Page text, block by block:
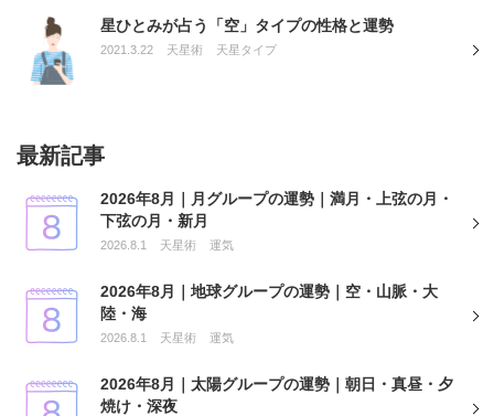
星ひとみが占う「空」タイプの性格と運勢
2021.3.22 天星術 天星タイプ
最新記事
2026年8月｜月グループの運勢｜満月・上弦の月・
下弦の月・新月
2026.8.1 天星術 運気
2026年8月｜地球グループの運勢｜空・山脈・大
陸・海
2026.8.1 天星術 運気
2026年8月｜太陽グループの運勢｜朝日・真昼・夕
焼け・深夜